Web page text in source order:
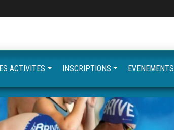
ACTIVITES INSCRIPTIONS EVENEMENTS